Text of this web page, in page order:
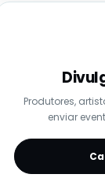
Produtores,
enviar